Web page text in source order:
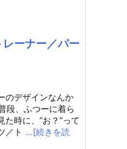
ーナー／パー
のデザインなんか
段、ふつーに着ら
時に、”お？”って
／ト …[続きを読